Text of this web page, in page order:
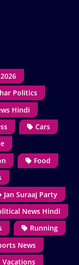
Politics
Hindi
Cars
Food
Jan Suraaj Party
News Hindi
Running
News
Vacations